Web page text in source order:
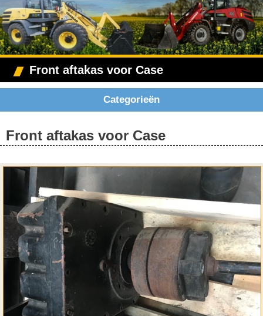
Front aftakas voor Case
Categorieën
Front aftakas voor Case